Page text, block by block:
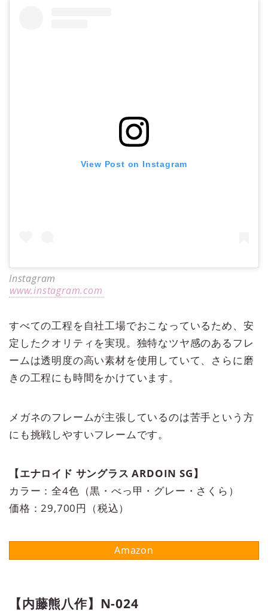
View Post on Instagram
Instagram
www.instagram.com
すべての工程を自社工場でおこなっているため、安
定したクオリティを実現。独特なツヤ感のあるフレ
ームは透明度の高い素材を使用していて、さらに磨
きの工程にも時間をかけています。
メガネのフレームが主張しているのは苦手という方
にも挑戦しやすいフレームです。
【エナロイド サングラス ARDOIN SG】
カラー：全4色（黒・べっ甲・グレー・さくら）
価格：29,700円（税込）
【内藤熊八作】N-024